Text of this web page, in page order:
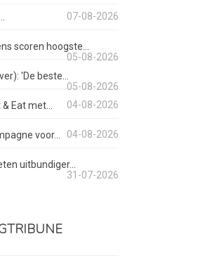
07-08-2026
scoren hoogste...
05-08-2026
'De beste...
05-08-2026
Eat met...
04-08-2026
voor... 04-08-2026
uitbundiger...
31-07-2026